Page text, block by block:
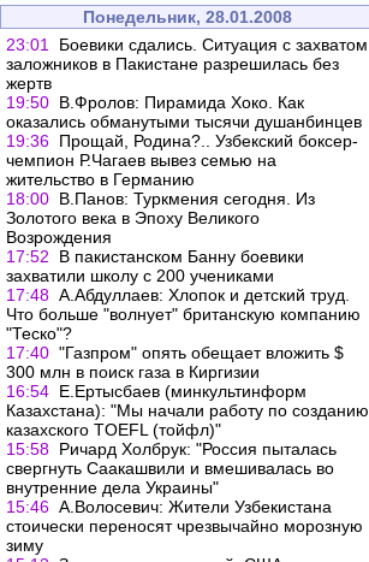
Понедельник, 28.01.2008
23:01
Боевики сдались. Ситуация с захватом
заложников в Пакистане разрешилась без
жертв
19:50 В.Фролов: Пирамида Хоко. Как
оказались обманутыми тысячи душанбинцев
19:36 Прощай, Родина?.. Узбекский боксер-
чемпион Р.Чагаев вывез семью на
жительство в Германию
18:00 В.Панов: Туркмения сегодня. Из
Золотого века в Эпоху Великого
Возрождения
17:52
В пакистанском Банну боевики
захватили школу с 200 учениками
17:48 А.Абдуллаев: Хлопок и детский труд.
Что больше "волнует" британскую компанию
"Теско"?
17:40 "Газпром" опять обещает вложить $
300 млн в поиск газа в Киргизии
16:54 Е.Ертысбаев (минкультинформ
Казахстана): "Мы начали работу по созданию
казахского TOEFL (тойфл)"
15:58 Ричард Холбрук: "Россия пыталась
свергнуть Саакашвили и вмешивалась во
внутренние дела Украины"
15:46 А.Волосевич: Жители Узбекистана
стоически переносят чрезвычайно морозную
зиму